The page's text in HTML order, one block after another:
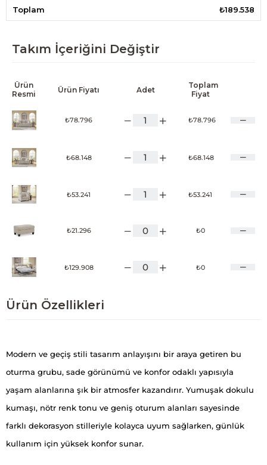
Toplam ₺189.538
Takım İçeriğini Değiştir
Ürün
Resmi
Ürün Fiyatı Adet
Toplam
Fiyat
₺78.796 ₺78.796
₺68.148 ₺68.148
₺53.241 ₺53.241
₺21.296 ₺0
₺129.908 ₺0
Ürün Özellikleri
Modern ve geçiş stili tasarım anlayışını bir araya getiren bu
oturma grubu, sade görünümü ve konfor odaklı yapısıyla
yaşam alanlarına şık bir atmosfer kazandırır. Yumuşak dokulu
kumaşı, nötr renk tonu ve geniş oturum alanları sayesinde
farklı dekorasyon stilleriyle kolayca uyum sağlarken, günlük
kullanım için yüksek konfor sunar.